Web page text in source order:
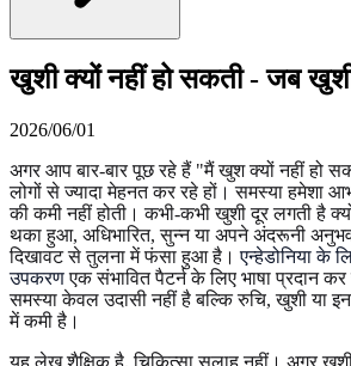
खुशी क्यों नहीं हो सकती - जब
2026/06/01
अगर आप बार-बार पूछ रहे हैं "मैं खुश क्यों नहीं हो
लोगों से ज्यादा मेहनत कर रहे हों। समस्या हमेशा
की कमी नहीं होती। कभी-कभी खुशी दूर लगती है
थका हुआ, अधिभारित, सुन्न या अपने अंदरूनी अनुभव
दिखावट से तुलना में फंसा हुआ है।एन्हेडोनिया के
उपकरणएक संभावित पैटर्न के लिए भाषा प्रदान
समस्या केवल उदासी नहीं है बल्कि रुचि, खुशी या
में कमी है।
यह लेख शैक्षिक है, चिकित्सा सलाह नहीं। अगर